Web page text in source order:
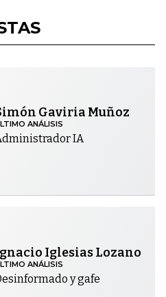
Gaviria Muñoz
ANÁLISIS
IA
Iglesias Lozano
ANÁLISIS
y gafe